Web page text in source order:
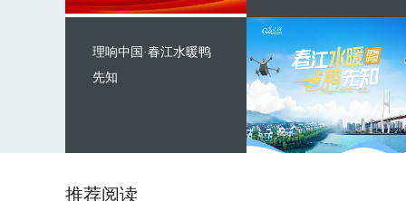
理响中国·春江水暖鸭
先知
推荐阅读